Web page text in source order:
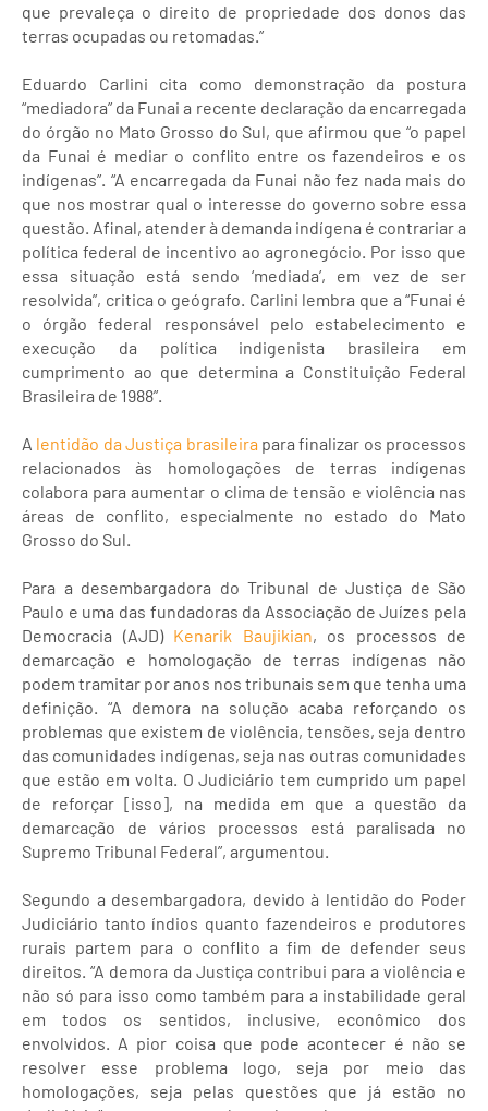
que prevaleça o direito de propriedade dos donos das
terras ocupadas ou retomadas.”
Eduardo Carlini cita como demonstração da postura
“mediadora” da Funai a recente declaração da encarregada
do órgão no Mato Grosso do Sul, que afirmou que “o papel
da Funai é mediar o conflito entre os fazendeiros e os
indígenas”. “A encarregada da Funai não fez nada mais do
que nos mostrar qual o interesse do governo sobre essa
questão. Afinal, atender à demanda indígena é contrariar a
política federal de incentivo ao agronegócio. Por isso que
essa situação está sendo ‘mediada’, em vez de ser
resolvida”, critica o geógrafo. Carlini lembra que a “Funai é
o órgão federal responsável pelo estabelecimento e
execução da política indigenista brasileira em
cumprimento ao que determina a Constituição Federal
Brasileira de 1988”.
A lentidão da Justiça brasileirapara finalizar os processos
relacionados às homologações de terras indígenas
colabora para aumentar o clima de tensão e violência nas
áreas de conflito, especialmente no estado do Mato
Grosso do Sul.
Para a desembargadora do Tribunal de Justiça de São
Paulo e uma das fundadoras da Associação de Juízes pela
Democracia (AJD) Kenarik Baujikian, os processos de
demarcação e homologação de terras indígenas não
podem tramitar por anos nos tribunais sem que tenha uma
definição. “A demora na solução acaba reforçando os
problemas que existem de violência, tensões, seja dentro
das comunidades indígenas, seja nas outras comunidades
que estão em volta. O Judiciário tem cumprido um papel
de reforçar [isso], na medida em que a questão da
demarcação de vários processos está paralisada no
Supremo Tribunal Federal”, argumentou.
Segundo a desembargadora, devido à lentidão do Poder
Judiciário tanto índios quanto fazendeiros e produtores
rurais partem para o conflito a fim de defender seus
direitos. “A demora da Justiça contribui para a violência e
não só para isso como também para a instabilidade geral
em todos os sentidos, inclusive, econômico dos
envolvidos. A pior coisa que pode acontecer é não se
resolver esse problema logo, seja por meio das
homologações, seja pelas questões que já estão no